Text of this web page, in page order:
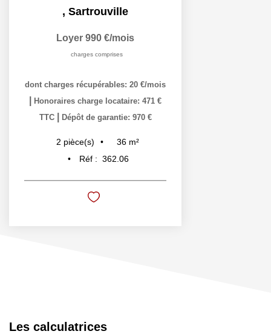
, Sartrouville
Loyer 990 €/mois
charges comprises
dont charges récupérables: 20 €/mois
Honoraires charge locataire: 471 €
TTC
Dépôt de garantie: 970 €
2 pièce(s) 36 m²
Réf : 362.06
Les calculatrices